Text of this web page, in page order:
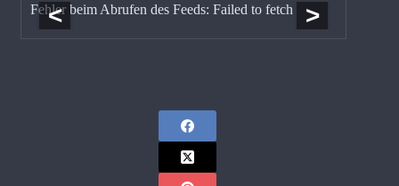
<
Fehler beim Abrufen des Feeds: Failed to fetch >